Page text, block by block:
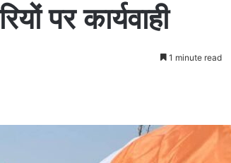
पर कार्यवाही
1 minute read